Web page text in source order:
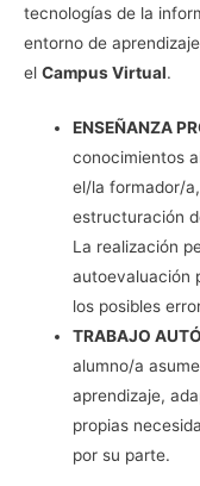
tecnologías de la
entorno de
el Campus Virtual.
ENSEÑANZA
conocimientos
el/la formador/
estructuración
La realización
autoevaluación
los posibles
TRABAJO
alumno/a
aprendizaje,
propias
por su parte.